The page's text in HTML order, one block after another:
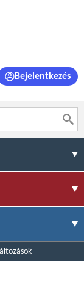
Bejelentkezés